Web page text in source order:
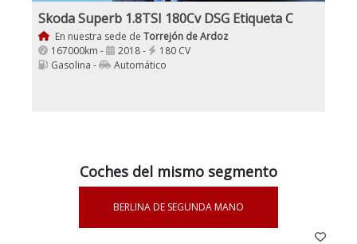
Skoda Superb 1.8TSI 180Cv DSG Etiqueta C
En nuestra sede de Torrejón de Ardoz
167000km -
2018 -
180 CV
Gasolina -
Automático
Coches del mismo segmento
BERLINA DE SEGUNDA MANO